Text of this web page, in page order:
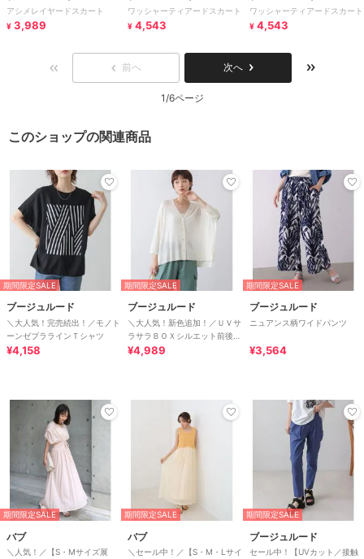
アシメレイヤードスカート
¥ 3,989
ワッシャーティアードスカート
¥ 4,543
ワッシャーティアードスカート
¥ 4,543
前へ 次へ
1/6ページ
このショップの関連商品
期間限定SALE
ブージュルード
＼大人気！完売続出！／モノト
ーンゼブララインＴシャツ
¥4,158
期間限定SALE
ブージュルード
＼大人気！新色追加！／ＵＶサ
ラサラＢＯＸシルエット前後差
カーディガン
¥4,989
期間限定SALE
ブージュルード
ニュアンス柄ワイドパンツ
¥3,564
期間限定SALE
バブ
＼人気！／【S・Mサイズ展
期間限定SALE
バブ
＼セール中！／【S・M・Lサイ
期間限定SALE
ブージュルード
セール中！【UVカット／接触